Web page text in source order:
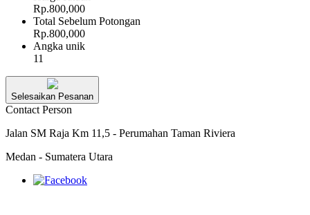
Rp.800,000
Total Sebelum Potongan
Rp.800,000
Angka unik
11
Selesaikan Pesanan
Contact Person
Jalan SM Raja Km 11,5 - Perumahan Taman Riviera
Medan - Sumatera Utara